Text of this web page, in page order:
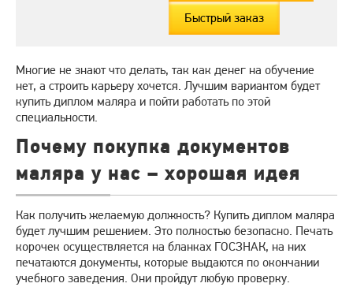
Быстрый заказ
Многие не знают что делать, так как денег на обучение
нет, а строить карьеру хочется. Лучшим вариантом будет
купить диплом маляра и пойти работать по этой
специальности.
Почему покупка документов
маляра у нас – хорошая идея
Как получить желаемую должность? Купить диплом маляра
будет лучшим решением. Это полностью безопасно. Печать
корочек осуществляется на бланках ГОСЗНАК, на них
печатаются документы, которые выдаются по окончании
учебного заведения. Они пройдут любую проверку.